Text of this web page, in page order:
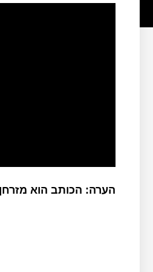
הערה: הכותב הוא